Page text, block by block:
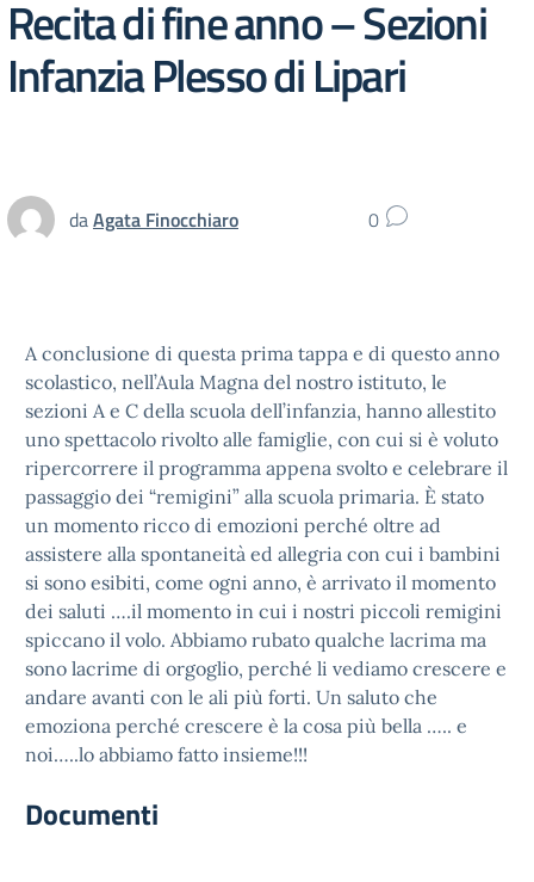
Recita di fine anno – Sezioni
Infanzia Plesso di Lipari
daAgata Finocchiaro 0
A conclusione di questa prima tappa e di questo anno
scolastico, nell’Aula Magna del nostro istituto, le
sezioni A e C della scuola dell’infanzia, hanno allestito
uno spettacolo rivolto alle famiglie, con cui si è voluto
ripercorrere il programma appena svolto e celebrare il
passaggio dei “remigini” alla scuola primaria. È stato
un momento ricco di emozioni perché oltre ad
assistere alla spontaneità ed allegria con cui i bambini
si sono esibiti, come ogni anno, è arrivato il momento
dei saluti ….il momento in cui i nostri piccoli remigini
spiccano il volo. Abbiamo rubato qualche lacrima ma
sono lacrime di orgoglio, perché li vediamo crescere e
andare avanti con le ali più forti. Un saluto che
emoziona perché crescere è la cosa più bella ….. e
noi…..lo abbiamo fatto insieme!!!
Documenti